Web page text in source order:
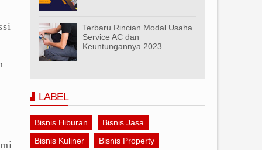
Terbaru Rincian Modal Usaha
Service AC dan
Keuntungannya 2023
LABEL
Bisnis Hiburan
Bisnis Jasa
Bisnis Kuliner
Bisnis Property